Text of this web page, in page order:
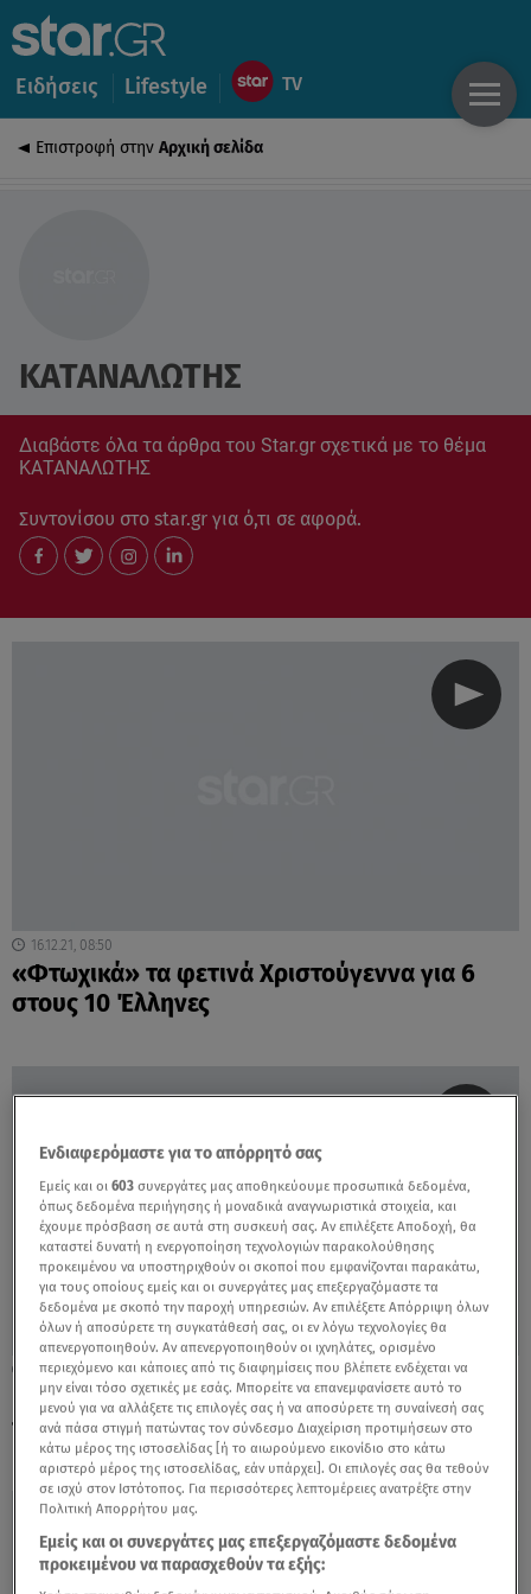
Ειδήσεις Lifestyle
Επιστροφή στην Αρχική σελίδα
ΚΑΤΑΝΑΛΩΤΗΣ
Διαβάστε όλα τα άρθρα του Star.gr σχετικά με το θέμα
ΚΑΤΑΝΑΛΩΤΗΣ
Συντονίσου στο star.gr για ό,τι σε αφορά.
16.12.21, 08:50
«Φτωχικά» τα φετινά Χριστούγεννα για 6
στους 10 Έλληνες
03.09.21, 11:58
Γεωργιάδης: Έρχονται ανατιμήσεις σε
πολλά προϊόντα
Ενδιαφερόμαστε για το απόρρητό σας
Εμείς και οι603 συνεργάτες μας αποθηκεύουμε προσωπικά δεδομένα,
όπως δεδομένα περιήγησης ή μοναδικά αναγνωριστικά στοιχεία, και
έχουμε πρόσβαση σε αυτά στη συσκευή σας. Αν επιλέξετε Αποδοχή, θα
καταστεί δυνατή η ενεργοποίηση τεχνολογιών παρακολούθησης
προκειμένου να υποστηριχθούν οι σκοποί που εμφανίζονται παρακάτω,
για τους οποίους εμείς και οι συνεργάτες μας επεξεργαζόμαστε τα
δεδομένα με σκοπό την παροχή υπηρεσιών. Αν επιλέξετε Απόρριψη όλων
όλων ή αποσύρετε τη συγκατάθεσή σας, οι εν λόγω τεχνολογίες θα
απενεργοποιηθούν. Αν απενεργοποιηθούν οι ιχνηλάτες, ορισμένο
περιεχόμενο και κάποιες από τις διαφημίσεις που βλέπετε ενδέχεται να
μην είναι τόσο σχετικές με εσάς. Μπορείτε να επανεμφανίσετε αυτό το
μενού για να αλλάξετε τις επιλογές σας ή να αποσύρετε τη συναίνεσή σας
ανά πάσα στιγμή πατώντας τον σύνδεσμο Διαχείριση προτιμήσεων στο
κάτω μέρος της ιστοσελίδας [ή το αιωρούμενο εικονίδιο στο κάτω
αριστερό μέρος της ιστοσελίδας, εάν υπάρχει]. Οι επιλογές σας θα τεθούν
σε ισχύ στον Ιστότοπος. Για περισσότερες λεπτομέρειες ανατρέξτε στην
Πολιτική Απορρήτου μας.
Εμείς και οι συνεργάτες μας επεξεργαζόμαστε δεδομένα
προκειμένου να παρασχεθούν τα εξής: